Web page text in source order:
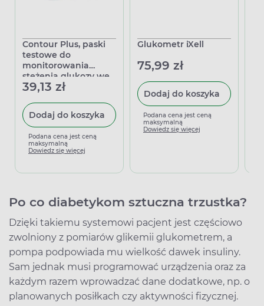
Contour Plus, paski
testowe do
monitorowania
stężenia glukozy we
krwi, 50 sztuk
39,13 zł
Dodaj do koszyka
Podana cena jest ceną
maksymalną
Dowiedz się więcej
Glukometr iXell
75,99 zł
Dodaj do koszyka
Podana cena jest ceną
maksymalną
Dowiedz się więcej
Po co diabetykom sztuczna trzustka?
Dzięki takiemu systemowi pacjent jest częściowo
zwolniony z pomiarów glikemii glukometrem, a
pompa podpowiada mu wielkość dawek insuliny.
Sam jednak musi programować urządzenia oraz za
każdym razem wprowadzać dane dodatkowe, np. o
planowanych posiłkach czy aktywności fizycznej.